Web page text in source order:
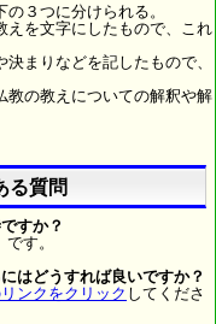
３つに分けられる。
を文字にしたもので、これ
まりなどを記したもので、
の教えについての解釈や解
る質問
すか？
す。
はどうすれば良いですか？
ンクをクリック してくださ